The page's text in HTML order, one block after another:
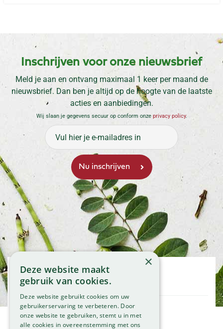
Inschrijven voor onze nieuwsbrief
Meld je aan en ontvang maximaal 1 keer per maand de
nieuwsbrief. Dan ben je altijd op de hoogte van de laatste
acties en aanbiedingen.
Wij slaan je gegevens secuur op conform onze privacy policy.
Openingstijden
Maandag
Dinsdag
Woensdag
Klantenservice
×
Deze website maakt
gebruik van cookies.
Deze website gebruikt cookies om uw
gebruikerservaring te verbeteren. Door
onze website te gebruiken, stemt u in met
alle cookies in overeenstemming met ons